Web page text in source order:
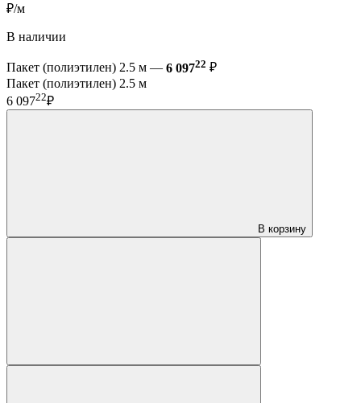
₽/м
В наличии
Пакет (полиэтилен) 2.5 м — 6 09722 ₽
Пакет (полиэтилен) 2.5 м
6 09722₽
В корзину